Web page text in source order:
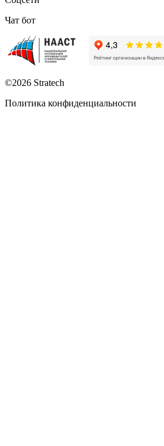
Чат бот
©2026 Stratech
Политика конфиденциальности